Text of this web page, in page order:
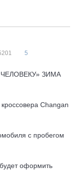
5
ЧЕЛОВЕКУ» ЗИМА
Changan
с пробегом
оформить